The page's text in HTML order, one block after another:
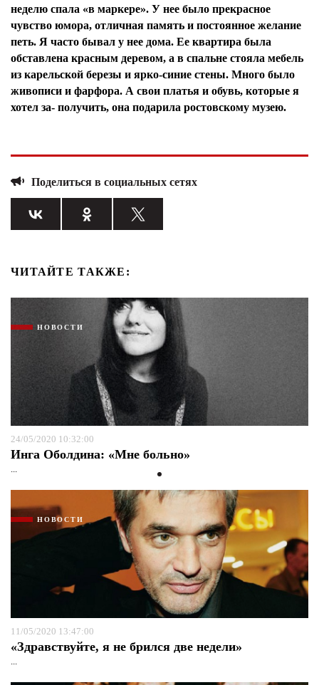
неделю спала «в маркере». У нее было прекрасное
чувство юмора, отличная память и постоянное желание
петь. Я часто бывал у нее дома. Ее квартира была
обставлена красным деревом, а в спальне стояла мебель
из карельской березы и ярко-синие стены. Много было
живописи и фарфора. А свои платья и обувь, которые я
хотел за- получить, она подарила ростовскому музею.
Поделиться в социальных сетях
ЧИТАЙТЕ ТАКЖЕ:
НОВОСТИ
24/05/2020 10:32:00
Инга Оболдина: «Мне больно»
...
НОВОСТИ
11/05/2020 13:47:00
«Здравствуйте, я не брился две недели»
...